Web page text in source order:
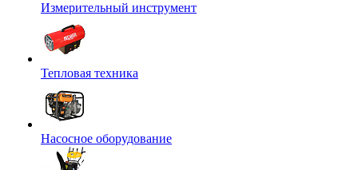
Измерительный инструмент
Тепловая техника
Насосное оборудование